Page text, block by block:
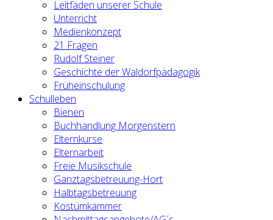
Leitfäden unserer Schule
Unterricht
Medienkonzept
21 Fragen
Rudolf Steiner
Geschichte der Waldorfpädagogik
Früheinschulung
Schulleben
Bienen
Buchhandlung Morgenstern
Elternkurse
Elternarbeit
Freie Musikschule
Ganztagsbetreuung-Hort
Halbtagsbetreuung
Kostümkammer